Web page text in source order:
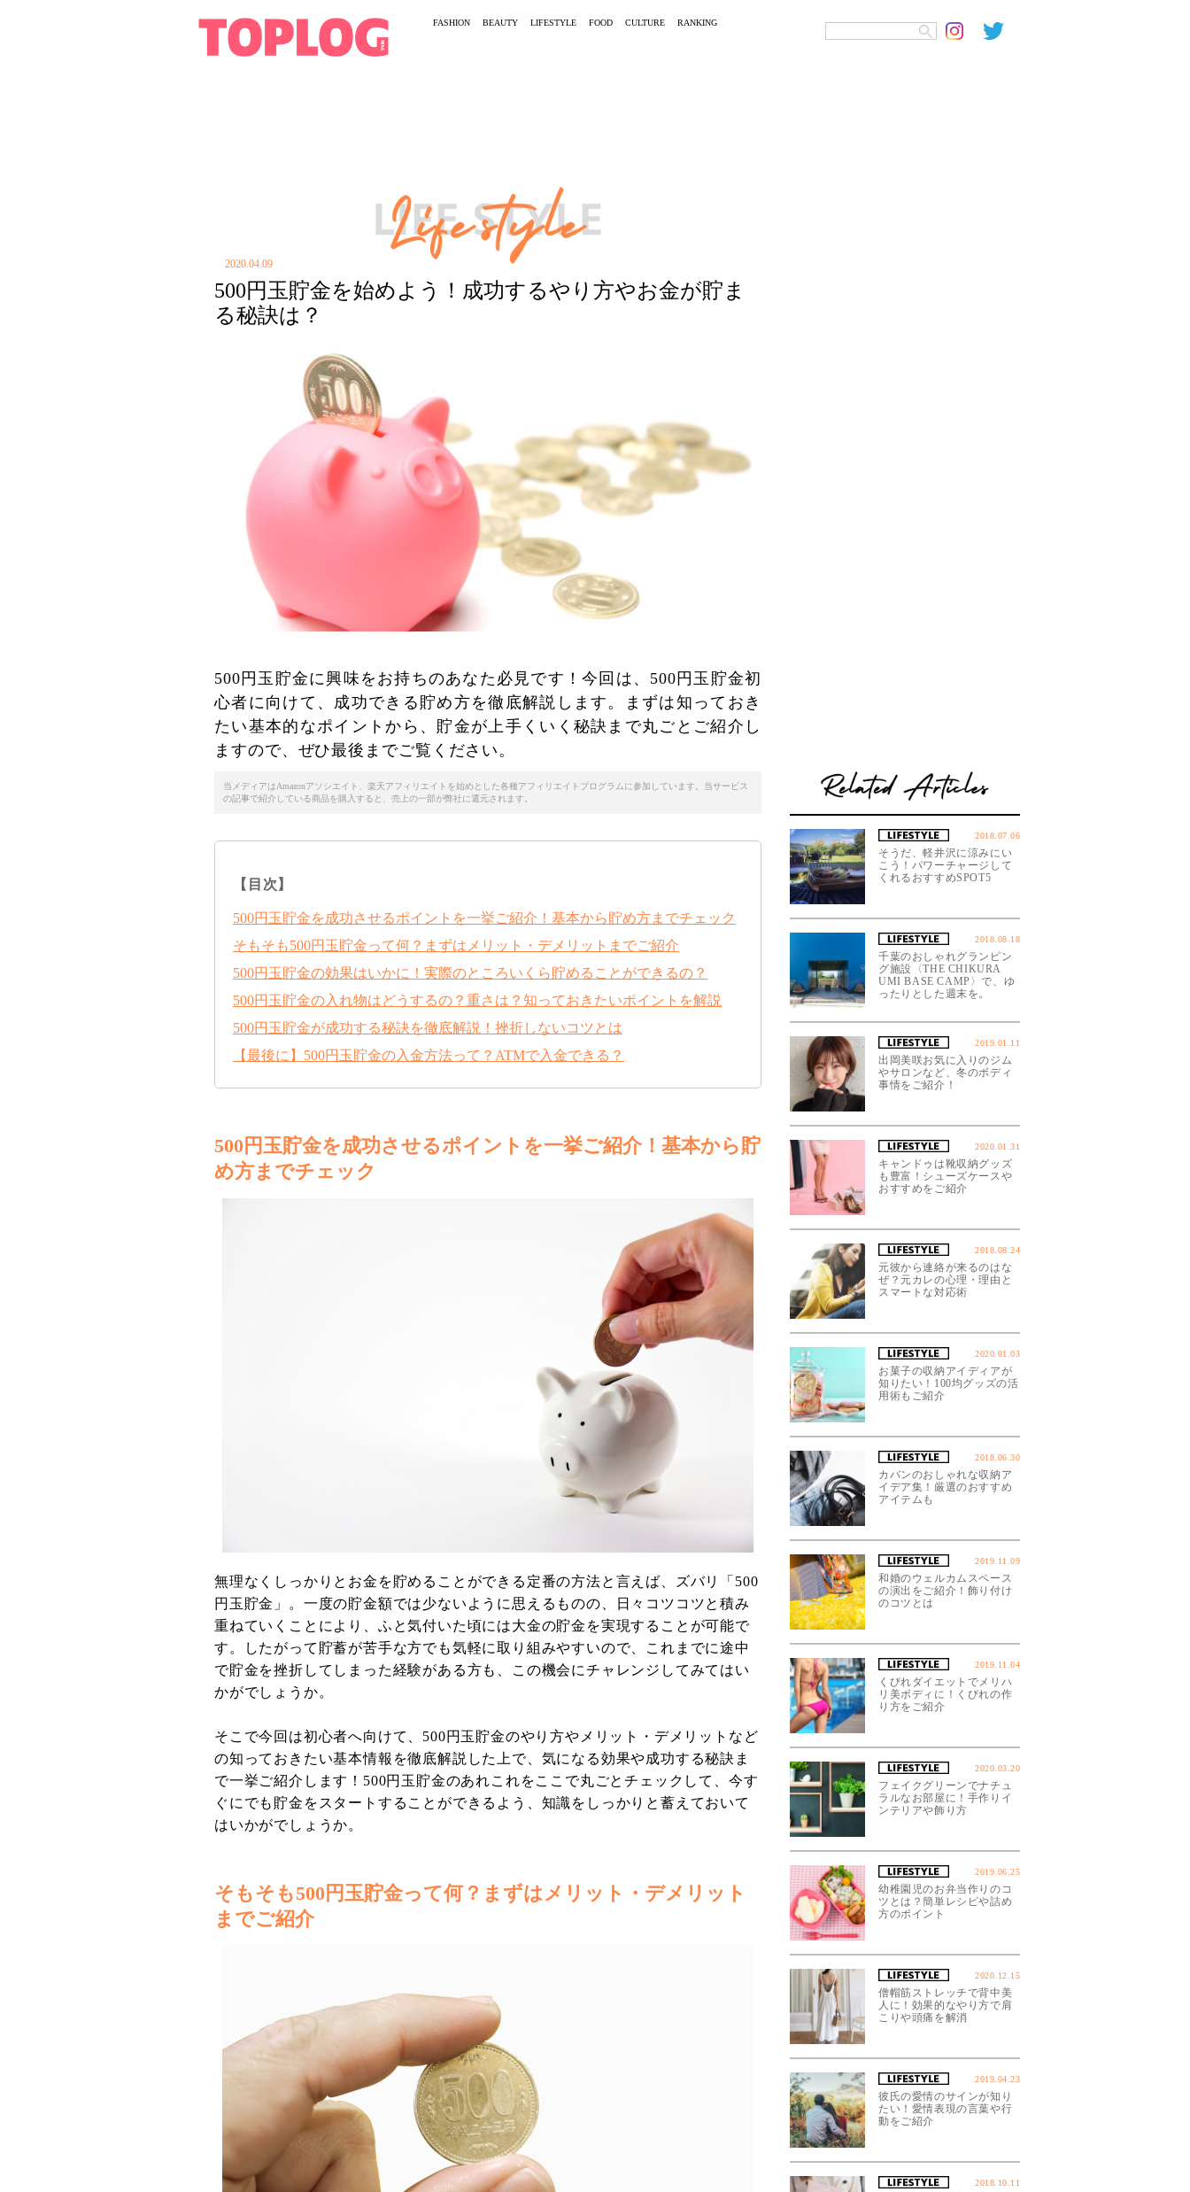
FASHION BEAUTY LIFESTYLE FOOD CULTURE RANKING
2020.04.09
500円玉貯金を始めよう！成功するやり方やお金が貯ま
る秘訣は？
500円玉貯金に興味をお持ちのあなた必見です！今回は、500円玉貯金初
心者に向けて、成功できる貯め方を徹底解説します。まずは知っておき
たい基本的なポイントから、貯金が上手くいく秘訣まで丸ごとご紹介し
ますので、ぜひ最後までご覧ください。
当メディアはAmazonアソシエイト、楽天アフィリエイトを始めとした各種アフィリエイトプログラムに参加しています。当サービス
の記事で紹介している商品を購入すると、売上の一部が弊社に還元されます。
【目次】
500円玉貯金を成功させるポイントを一挙ご紹介！基本から貯め方までチェック
そもそも500円玉貯金って何？まずはメリット・デメリットまでご紹介
500円玉貯金の効果はいかに！実際のところいくら貯めることができるの？
500円玉貯金の入れ物はどうするの？重さは？知っておきたいポイントを解説
500円玉貯金が成功する秘訣を徹底解説！挫折しないコツとは
【最後に】500円玉貯金の入金方法って？ATMで入金できる？
500円玉貯金を成功させるポイントを一挙ご紹介！基本から貯
め方までチェック
無理なくしっかりとお金を貯めることができる定番の方法と言えば、ズバリ「500
円玉貯金」。一度の貯金額では少ないように思えるものの、日々コツコツと積み
重ねていくことにより、ふと気付いた頃には大金の貯金を実現することが可能で
す。したがって貯蓄が苦手な方でも気軽に取り組みやすいので、これまでに途中
で貯金を挫折してしまった経験がある方も、この機会にチャレンジしてみてはい
かがでしょうか。
そこで今回は初心者へ向けて、500円玉貯金のやり方やメリット・デメリットなど
の知っておきたい基本情報を徹底解説した上で、気になる効果や成功する秘訣ま
で一挙ご紹介します！500円玉貯金のあれこれをここで丸ごとチェックして、今す
ぐにでも貯金をスタートすることができるよう、知識をしっかりと蓄えておいて
はいかがでしょうか。
そもそも500円玉貯金って何？まずはメリット・デメリット
までご紹介
2018.07.06
そうだ、軽井沢に涼みにい
こう！パワーチャージして
くれるおすすめSPOT5
2018.08.18
千葉のおしゃれグランピン
グ施設〈THE CHIKURA
UMI BASE CAMP〉で、ゆ
ったりとした週末を。
2019.01.11
出岡美咲お気に入りのジム
やサロンなど、冬のボディ
事情をご紹介！
2020.01.31
キャンドゥは靴収納グッズ
も豊富！シューズケースや
おすすめをご紹介
2018.08.24
元彼から連絡が来るのはな
ぜ？元カレの心理・理由と
スマートな対応術
2020.01.03
お菓子の収納アイディアが
知りたい！100均グッズの活
用術もご紹介
2018.06.30
カバンのおしゃれな収納ア
イデア集！厳選のおすすめ
アイテムも
2019.11.09
和婚のウェルカムスペース
の演出をご紹介！飾り付け
のコツとは
2019.11.04
くびれダイエットでメリハ
リ美ボディに！くびれの作
り方をご紹介
2020.03.20
フェイクグリーンでナチュ
ラルなお部屋に！手作りイ
ンテリアや飾り方
2019.06.25
幼稚園児のお弁当作りのコ
ツとは？簡単レシピや詰め
方のポイント
2020.12.15
僧帽筋ストレッチで背中美
人に！効果的なやり方で肩
こりや頭痛を解消
2019.04.23
彼氏の愛情のサインが知り
たい！愛情表現の言葉や行
動をご紹介
2018.10.11